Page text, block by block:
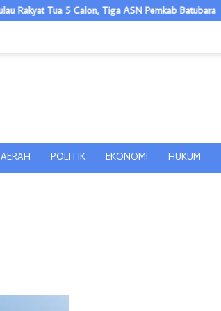
Tua 5 Calon, Tiga ASN Pemkab Batubara
POLITIK EKONOMI HUKUM